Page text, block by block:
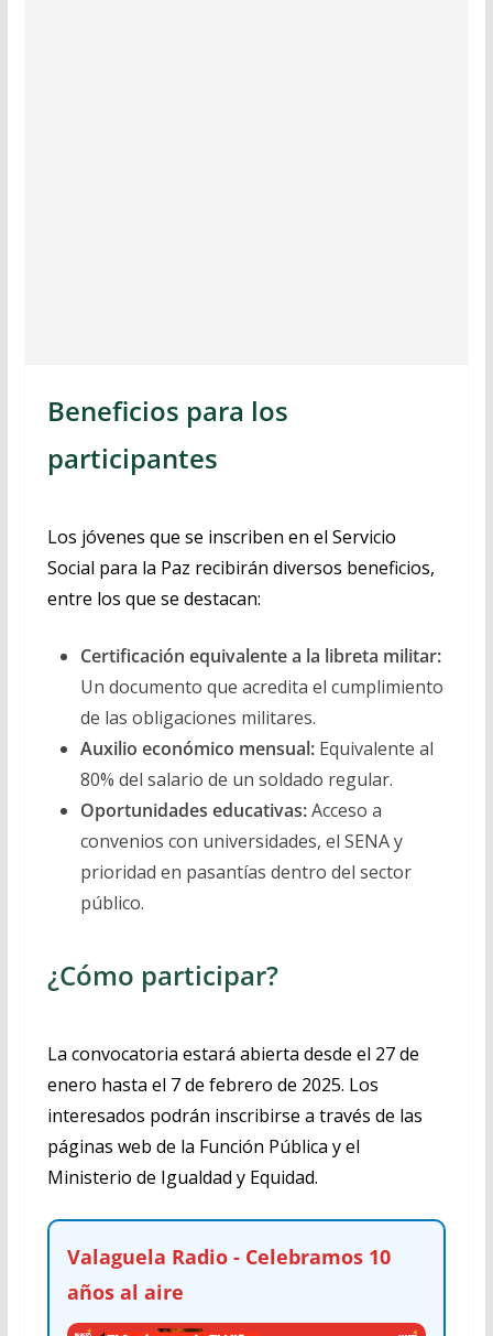
Beneficios para los
participantes
Los jóvenes que se inscriben en el Servicio
Social para la Paz recibirán diversos beneficios,
entre los que se destacan:
Certificación equivalente a la libreta militar:
Un documento que acredita el cumplimiento
de las obligaciones militares.
Auxilio económico mensual: Equivalente al
80% del salario de un soldado regular.
Oportunidades educativas:Acceso a
convenios con universidades, el SENA y
prioridad en pasantías dentro del sector
público.
¿Cómo participar?
La convocatoria estará abierta desde el 27 de
enero hasta el 7 de febrero de 2025. Los
interesados ​​podrán inscribirse a través de las
páginas web de la Función Pública y el
Ministerio de Igualdad y Equidad.
Valaguela Radio - Celebramos 10
años al aire